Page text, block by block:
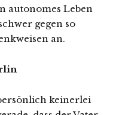
autonomes Leben
gegen so
an.
keinerlei